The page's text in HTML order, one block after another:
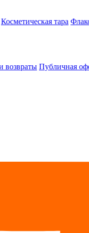
Косметическая тара
возвраты Публичная